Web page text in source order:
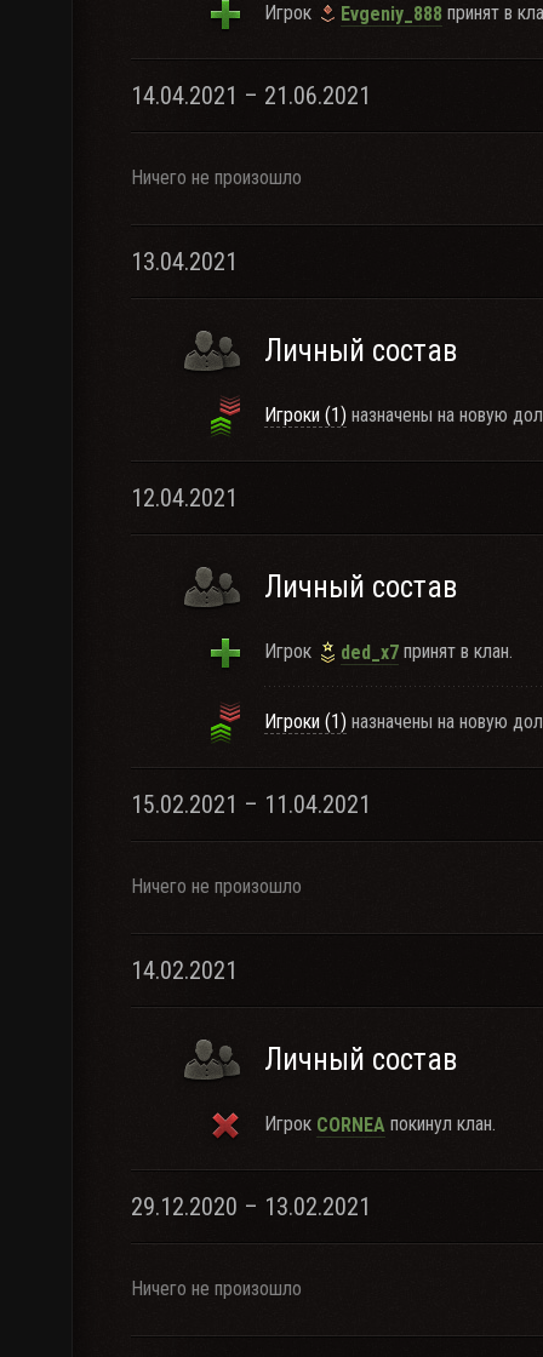
Игрок Evgeniy_888 принят в
14.04.2021 – 21.06.2021
Ничего не произошло
13.04.2021
Личный состав
Игроки (1) назначены на новую
12.04.2021
Личный состав
Игрок ded_x7 принят в клан.
Игроки (1) назначены на новую
15.02.2021 – 11.04.2021
Ничего не произошло
14.02.2021
Личный состав
Игрок CORNEA покинул клан.
29.12.2020 – 13.02.2021
Ничего не произошло